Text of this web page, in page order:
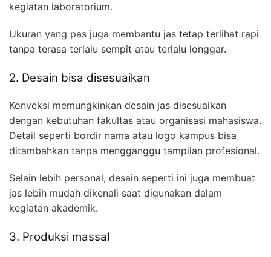
kegiatan laboratorium.
Ukuran yang pas juga membantu jas tetap terlihat rapi
tanpa terasa terlalu sempit atau terlalu longgar.
2. Desain bisa disesuaikan
Konveksi memungkinkan desain jas disesuaikan
dengan kebutuhan fakultas atau organisasi mahasiswa.
Detail seperti bordir nama atau logo kampus bisa
ditambahkan tanpa mengganggu tampilan profesional.
Selain lebih personal, desain seperti ini juga membuat
jas lebih mudah dikenali saat digunakan dalam
kegiatan akademik.
3. Produksi massal